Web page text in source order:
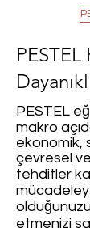
PESTEL
PESTEL
makro
ekonomik,
çevresel
tehditler
etmenizi